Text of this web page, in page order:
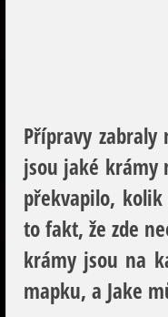
Přípravy
jsou jaké krámy
překvapilo,
to fakt, že zde
krámy jsou na
mapku, a Jake